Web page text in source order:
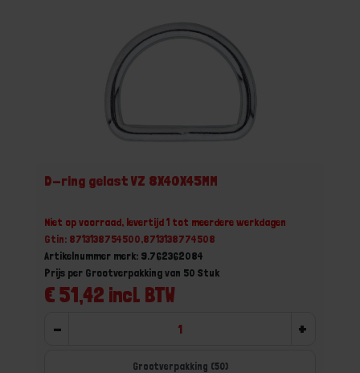
D-ring gelast VZ 8X40X45MM
Niet op voorraad, levertijd 1 tot meerdere werkdagen
Gtin: 8713138754500,8713138774508
Artikelnummer merk: 9.762362084
€ 51,42 incl. BTW
Prijs per Grootverpakking van 50 Stuk
- +
Grootverpakking (50)